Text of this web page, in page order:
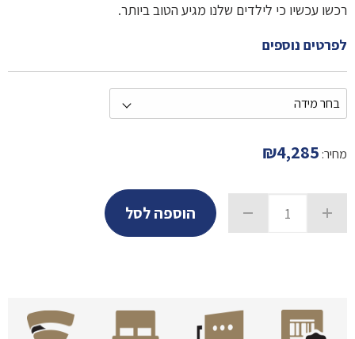
רכשו עכשיו כי לילדים שלנו מגיע הטוב ביותר.
לפרטים נוספים
מחיר: ₪4,285
הוספה לסל